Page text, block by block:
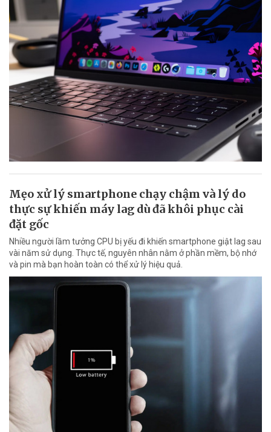
Mẹo xử lý smartphone chạy chậm và lý do
thực sự khiến máy lag dù đã khôi phục cài
đặt gốc
Nhiều người lầm tưởng CPU bị yếu đi khiến smartphone giật lag sau
vài năm sử dụng. Thực tế, nguyên nhân nằm ở phần mềm, bộ nhớ
và pin mà bạn hoàn toàn có thể xử lý hiệu quả.